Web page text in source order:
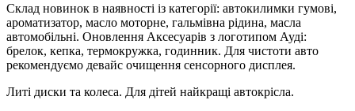
Склад новинок в наявності із категорії: автокилимки гумові,
ароматизатор, масло моторне, гальмівна рідина, масла
автомобільні. Оновлення Аксесуарів з логотипом Ауді:
брелок, кепка, термокружка, годинник. Для чистоти авто
рекомендуємо девайс очищення сенсорного дисплея.
Литі диски та колеса. Для дітей найкращі автокрісла.